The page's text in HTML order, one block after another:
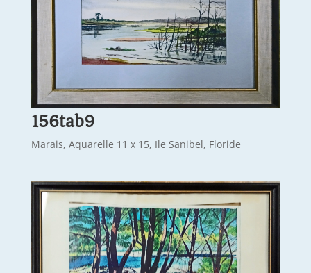
156tab9
Marais, Aquarelle 11 x 15, Ile Sanibel, Floride